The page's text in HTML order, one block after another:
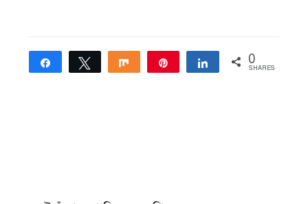
Share Tweet Share Share 0
SHARES